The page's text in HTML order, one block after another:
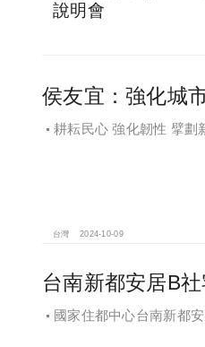
說明會
侯友宜：強化城
耕耘民心 強化韌性 擘劃
台灣 2024-10-09
台南新都安居B
國家住都中心台南新都